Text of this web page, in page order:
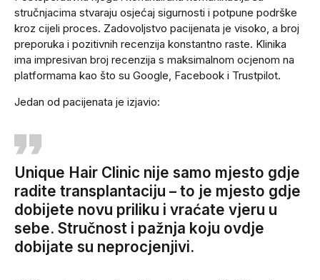
stručnjacima stvaraju osjećaj sigurnosti i potpune podrške
kroz cijeli proces. Zadovoljstvo pacijenata je visoko, a broj
preporuka i pozitivnih recenzija konstantno raste. Klinika
ima impresivan broj recenzija s maksimalnom ocjenom na
platformama kao što su Google, Facebook i Trustpilot.
Jedan od pacijenata je izjavio:
Unique Hair Clinic nije samo mjesto gdje
radite transplantaciju – to je mjesto gdje
dobijete novu priliku i vraćate vjeru u
sebe. Stručnost i pažnja koju ovdje
dobijate su neprocjenjivi.